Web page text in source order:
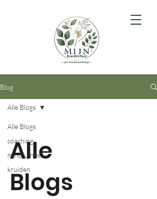
Blog
Alle Blogs
coaching
mindfulness
kruiden
Alle Blogs
Alle
Blogs